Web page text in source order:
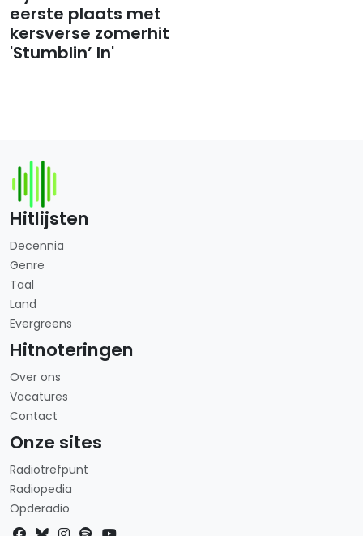
eerste plaats met
kersverse zomerhit
'Stumblin’ In'
Hitlijsten
Decennia
Genre
Taal
Land
Evergreens
Hitnoteringen
Over ons
Vacatures
Contact
Onze sites
Radiotrefpunt
Radiopedia
Opderadio